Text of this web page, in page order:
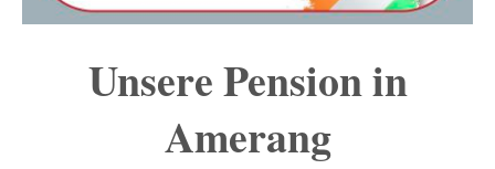
Unsere Pension in
Amerang